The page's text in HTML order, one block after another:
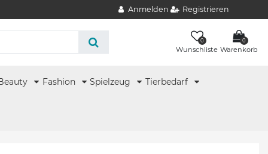
Anmelden Registrieren
0
Wunschliste
0
Warenkorb
Fashion Spielzeug Tierbedarf